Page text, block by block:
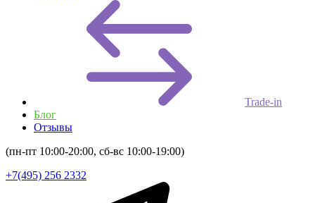
Trade-in
Блог
Отзывы
(пн-пт 10:00-20:00, сб-вс 10:00-19:00)
+7(495) 256 2332